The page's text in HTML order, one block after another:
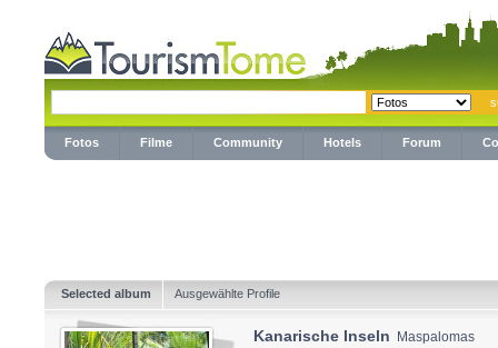
Fotos Filme Community Hotels Forum
Selected album Ausgewählte Profile
Kanarische Inseln Maspalomas